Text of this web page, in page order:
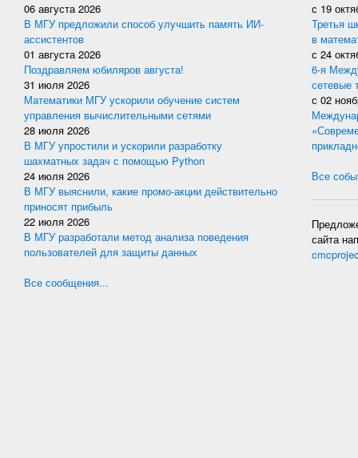
06 августа 2026
В МГУ предложили способ улучшить память ИИ-
ассистентов
01 августа 2026
Поздравляем юбиляров августа!
31 июля 2026
Математики МГУ ускорили обучение систем
управления вычислительными сетями
28 июля 2026
В МГУ упростили и ускорили разработку
шахматных задач с помощью Python
24 июля 2026
В МГУ выяснили, какие промо-акции действительно
приносят прибыль
22 июля 2026
В МГУ разработали метод анализа поведения
пользователей для защиты данных
Все сообщения...
с 19
Третья
в
с 24
6-я
сетевые
с 02
Все
сайта